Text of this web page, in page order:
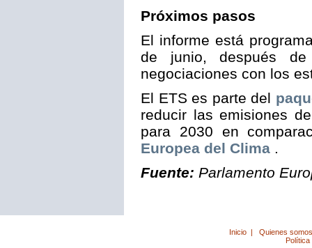
Próximos pasos
El informe está
de junio, después
negociaciones con los
El ETS es parte del
reducir las emisiones
para 2030 en
Europea del Clima .
Fuente: Parlamento
Inicio | Quienes somos
Política